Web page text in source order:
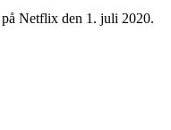
Netflix den 1. juli 2020.